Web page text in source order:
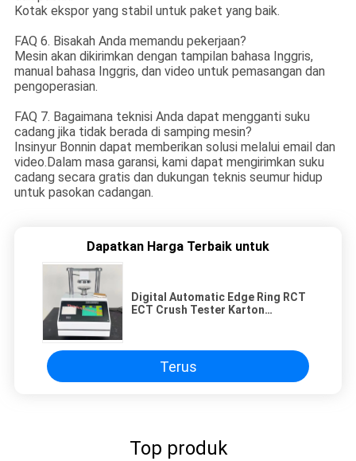
Kotak ekspor yang stabil untuk paket yang baik.
FAQ 6. Bisakah Anda memandu pekerjaan?
Mesin akan dikirimkan dengan tampilan bahasa Inggris,
manual bahasa Inggris, dan video untuk pemasangan dan
pengoperasian.
FAQ 7. Bagaimana teknisi Anda dapat mengganti suku
cadang jika tidak berada di samping mesin?
Insinyur Bonnin dapat memberikan solusi melalui email dan
video.Dalam masa garansi, kami dapat mengirimkan suku
cadang secara gratis dan dukungan teknis seumur hidup
untuk pasokan cadangan.
Dapatkan Harga Terbaik untuk
Digital Automatic Edge Ring RCT
ECT Crush Tester Karton
Terus
Top produk